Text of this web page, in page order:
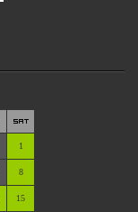
1
8
15